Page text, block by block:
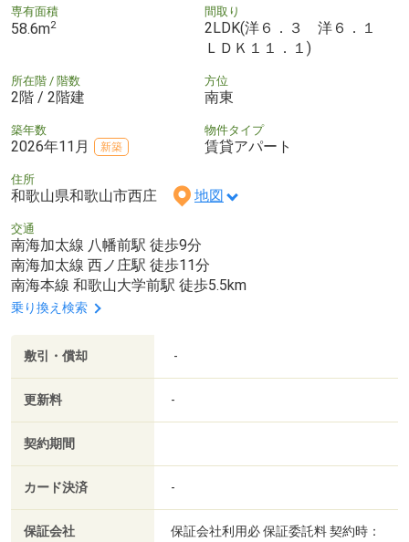
専有面積
58.6m2
間取り
2LDK(洋６．３ 洋６．１
ＬＤＫ１１．１)
所在階 / 階数
2階 / 2階建
方位
南東
築年数
2026年11月 新築
物件タイプ
賃貸アパート
住所
和歌山県和歌山市西庄 地図
交通
南海加太線 八幡前駅 徒歩9分
南海加太線 西ノ庄駅 徒歩11分
南海本線 和歌山大学前駅 徒歩5.5km
乗り換え検索
敷引・償却 -
更新料 -
契約期間
カード決済 -
保証会社
保証会社利用必 保証委託料 契約時：